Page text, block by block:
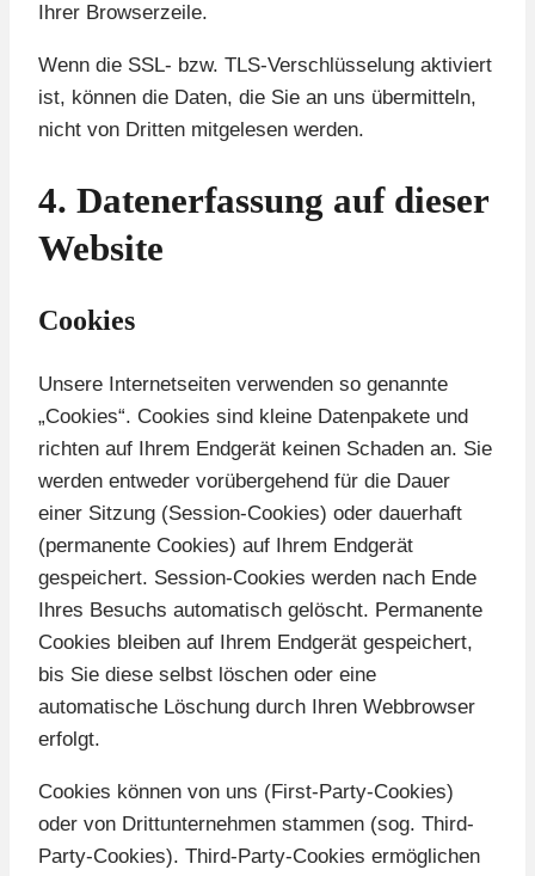
Ihrer Browserzeile.
Wenn die SSL- bzw. TLS-Verschlüsselung aktiviert
ist, können die Daten, die Sie an uns übermitteln,
nicht von Dritten mitgelesen werden.
4. Datenerfassung auf dieser
Website
Cookies
Unsere Internetseiten verwenden so genannte
„Cookies“. Cookies sind kleine Datenpakete und
richten auf Ihrem Endgerät keinen Schaden an. Sie
werden entweder vorübergehend für die Dauer
einer Sitzung (Session-Cookies) oder dauerhaft
(permanente Cookies) auf Ihrem Endgerät
gespeichert. Session-Cookies werden nach Ende
Ihres Besuchs automatisch gelöscht. Permanente
Cookies bleiben auf Ihrem Endgerät gespeichert,
bis Sie diese selbst löschen oder eine
automatische Löschung durch Ihren Webbrowser
erfolgt.
Cookies können von uns (First-Party-Cookies)
oder von Drittunternehmen stammen (sog. Third-
Party-Cookies). Third-Party-Cookies ermöglichen